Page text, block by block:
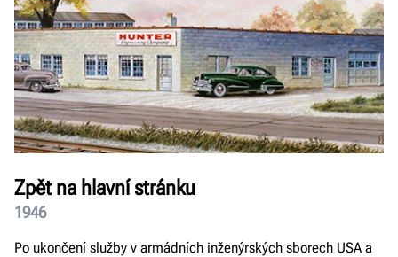
Zpět na hlavní stránku
1946
Po ukončení služby v armádních inženýrských sborech USA a